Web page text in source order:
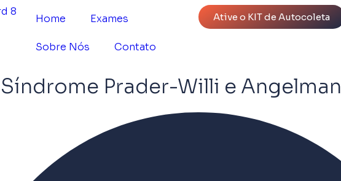
Home Exames
Sobre Nós Contato
Ative o KIT de Autocoleta
Prader-Willi e Angelman